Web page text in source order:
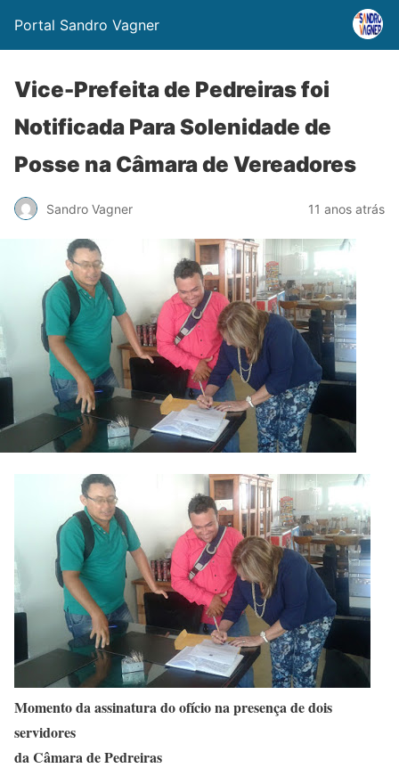
Portal Sandro Vagner
Vice-Prefeita de Pedreiras foi
Notificada Para Solenidade de
Posse na Câmara de Vereadores
Sandro Vagner 11 anos atrás
Momento da assinatura do ofício na presença de dois
servidores
da Câmara de Pedreiras